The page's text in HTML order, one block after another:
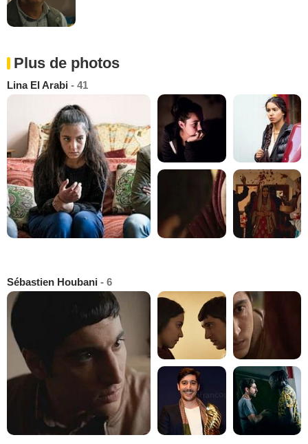
Plus de photos
Lina El Arabi - 41
Sébastien Houbani - 6